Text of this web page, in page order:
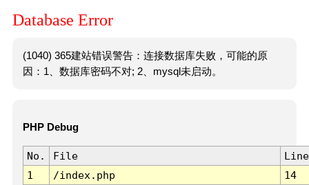
Database Error
(1040) 365建站错误警告：连接数据库失败，可能的原
因：1、数据库密码不对; 2、mysql未启动。
PHP Debug
No. File
Line
1
/index.php 14